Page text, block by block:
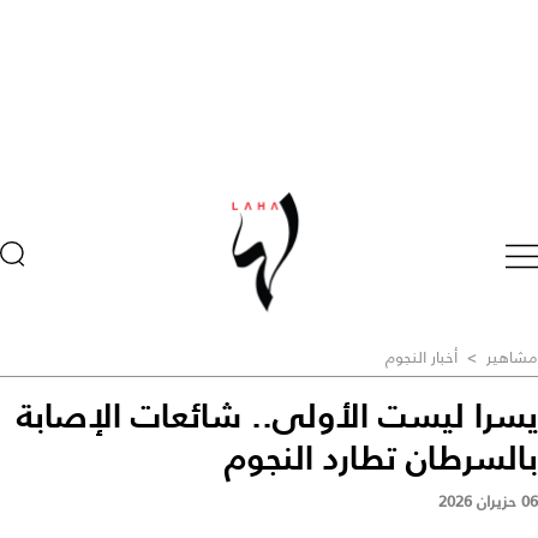
مشاهير > أخبار النجوم
يسرا ليست الأولى.. شائعات الإصابة
بالسرطان تطارد النجوم
06 حزيران 2026